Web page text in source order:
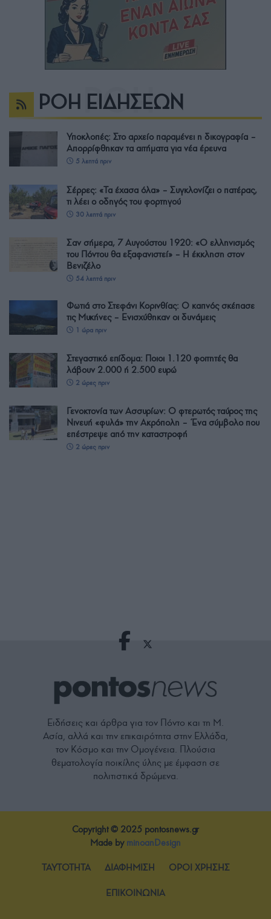
ΡΟΗ ΕΙΔΗΣΕΩΝ
Υποκλοπές: Στο αρχείο παραμένει η δικογραφία –
Απορρίφθηκαν τα αιτήματα για νέα έρευνα
5 λεπτά πριν
Σέρρες: «Τα έχασα όλα» – Συγκλονίζει ο πατέρας,
τι λέει ο οδηγός του φορτηγού
30 λεπτά πριν
Σαν σήμερα, 7 Αυγούστου 1920: «Ο ελληνισμός
του Πόντου θα εξαφανιστεί» – Η έκκληση στον
Βενιζέλο
54 λεπτά πριν
Φωτιά στο Στεφάνι Κορινθίας: Ο καπνός σκέπασε
τις Μυκήνες – Ενισχύθηκαν οι δυνάμεις
1 ώρα πριν
Στεγαστικό επίδομα: Ποιοι 1.120 φοιτητές θα
λάβουν 2.000 ή 2.500 ευρώ
2 ώρες πριν
Γενοκτονία των Ασσυρίων: Ο φτερωτός ταύρος της
Νινευή «φυλά» την Ακρόπολη – Ένα σύμβολο που
επέστρεψε από την καταστροφή
2 ώρες πριν
Ειδήσεις και άρθρα για τον Πόντο και τη Μ.
Ασία, αλλά και την επικαιρότητα στην Ελλάδα,
τον Κόσμο και την Ομογένεια. Πλούσια
θεματολογία ποικίλης ύλης με έμφαση σε
πολιτιστικά δρώμενα.
Copyright © 2025 pontosnews.gr
Made by minoanDesign
TAYTOTHTA ΔΙΑΦΗΜΙΣΗ ΟΡΟΙ ΧΡΗΣΗΣ
ΕΠΙΚΟΙΝΩΝΙΑ